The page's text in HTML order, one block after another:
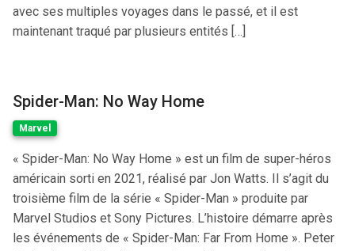
avec ses multiples voyages dans le passé, et il est
maintenant traqué par plusieurs entités […]
Spider-Man: No Way Home
Marvel
« Spider-Man: No Way Home » est un film de super-héros
américain sorti en 2021, réalisé par Jon Watts. Il s’agit du
troisième film de la série « Spider-Man » produite par
Marvel Studios et Sony Pictures. L’histoire démarre après
les événements de « Spider-Man: Far From Home ». Peter